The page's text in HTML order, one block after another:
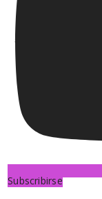
Subscribirse